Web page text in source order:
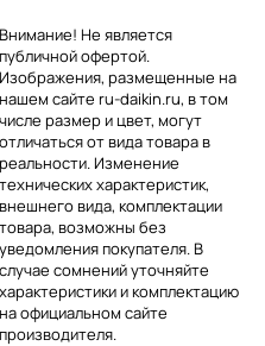
Внимание! Не является
публичной офертой.
Изображения, размещенные на
нашем сайте ru-daikin.ru, в том
числе размер и цвет, могут
отличаться от вида товара в
реальности. Изменение
технических характеристик,
внешнего вида, комплектации
товара, возможны без
уведомления покупателя. В
случае сомнений уточняйте
характеристики и комплектацию
на официальном сайте
производителя.